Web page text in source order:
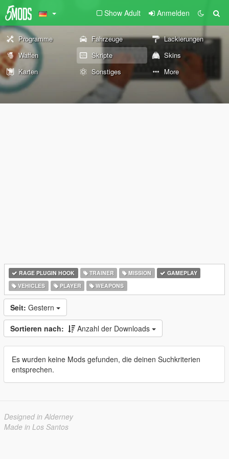
Show Adult Anmelden
Programme Fahrzeuge
Lackierungen
Waffen
Skripte
Skins
Karten
Sonstiges More
RAGE PLUGIN HOOK TRAINER MISSION
GAMEPLAY
VEHICLES
PLAYER WEAPONS
Seit: Gestern
Sortieren nach: Anzahl der Downloads
Es wurden keine Mods gefunden, die deinen Suchkriterien
entsprechen.
Designed in Alderney
Made in Los Santos